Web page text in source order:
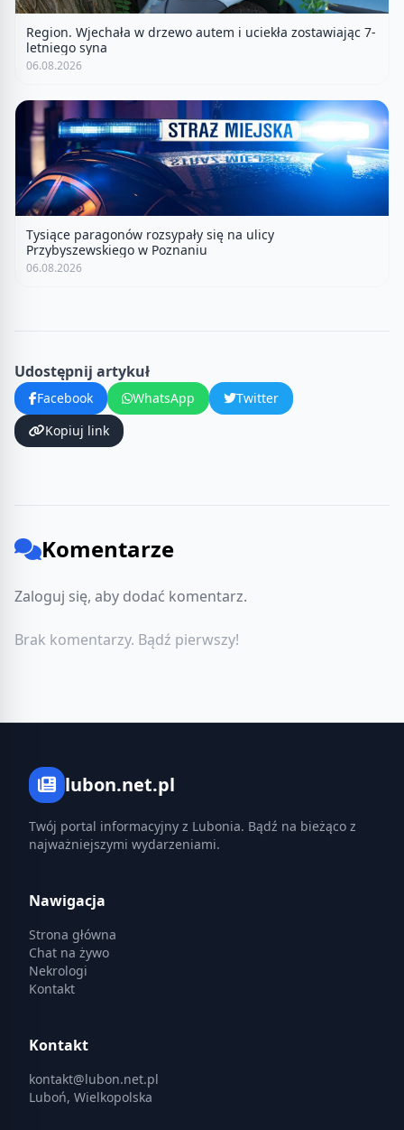
Region. Wjechała w drzewo autem i uciekła zostawiając 7-
letniego syna
06.08.2026
Tysiące paragonów rozsypały się na ulicy
Przybyszewskiego w Poznaniu
06.08.2026
Udostępnij artykuł
Facebook WhatsApp
Twitter
Kopiuj link
Komentarze
Zaloguj się, aby dodać komentarz.
Brak komentarzy. Bądź pierwszy!
lubon.net.pl
Twój portal informacyjny z Lubonia. Bądź na bieżąco z
najważniejszymi wydarzeniami.
Nawigacja
Strona główna
Chat na żywo
Nekrologi
Kontakt
Kontakt
kontakt@lubon.net.pl
Luboń, Wielkopolska